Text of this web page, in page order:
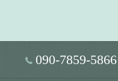
090-7859-5866